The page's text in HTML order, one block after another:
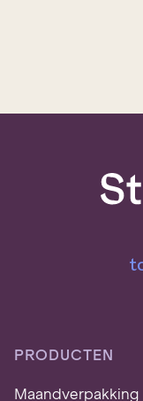
*
PRODUCTEN
Maandverpakking